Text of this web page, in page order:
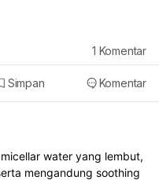
Simpan Komentar
1 Komentar
water yang lembut,
mengandung soothing